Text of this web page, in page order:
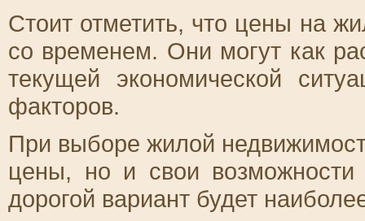
Стоит отметить, что цены на
со временем. Они могут как
текущей экономической
факторов.
При выборе жилой
цены, но и свои
дорогой вариант будет